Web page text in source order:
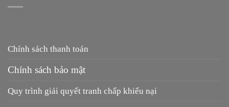
Chính sách thanh toán
Chính sách bảo mật
Quy trình giải quyết tranh chấp khiếu nại